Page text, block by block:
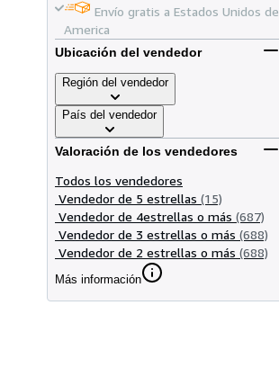
Envío gratis a Estados Unidos de
America
Ubicación del vendedor
Región del vendedor
País del vendedor
Valoración de los vendedores
Todos los vendedores
Vendedor de 5 estrellas (15)
Vendedor de 4estrellas o más (687)
Vendedor de 3 estrellas o más (688)
Vendedor de 2 estrellas o más (688)
Más información